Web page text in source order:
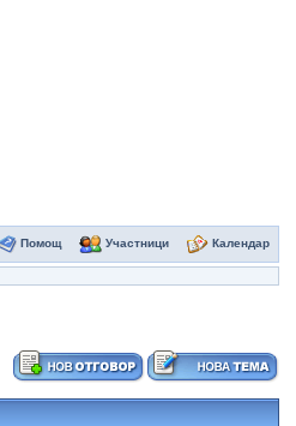
Помощ Участници Календар